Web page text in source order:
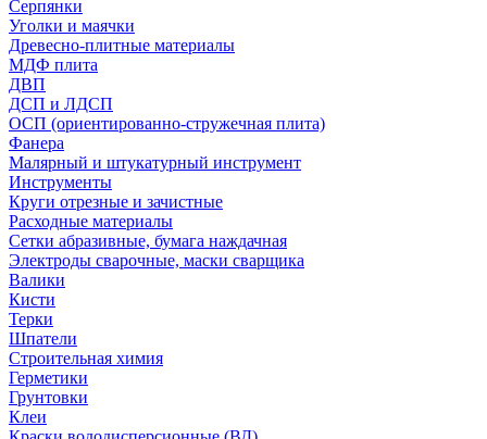
Серпянки
Уголки и маячки
Древесно-плитные материалы
МДФ плита
ДВП
ДСП и ЛДСП
ОСП (ориентированно-стружечная плита)
Фанера
Малярный и штукатурный инструмент
Инструменты
Круги отрезные и зачистные
Расходные материалы
Сетки абразивные, бумага наждачная
Электроды сварочные, маски сварщика
Валики
Кисти
Терки
Шпатели
Строительная химия
Герметики
Грунтовки
Клеи